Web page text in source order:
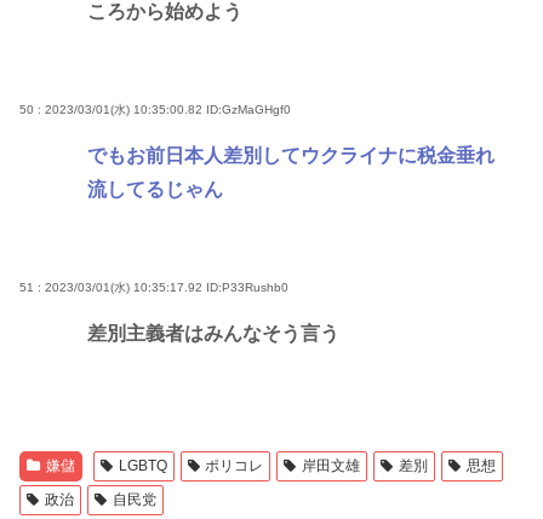
ころから始めよう
50 : 2023/03/01(水) 10:35:00.82 ID:GzMaGHgf0
でもお前日本人差別してウクライナに税金垂れ
流してるじゃん
51 : 2023/03/01(水) 10:35:17.92 ID:P33Rushb0
差別主義者はみんなそう言う
嫌儲 LGBTQ ポリコレ 岸田文雄 差別
思想
政治
自民党